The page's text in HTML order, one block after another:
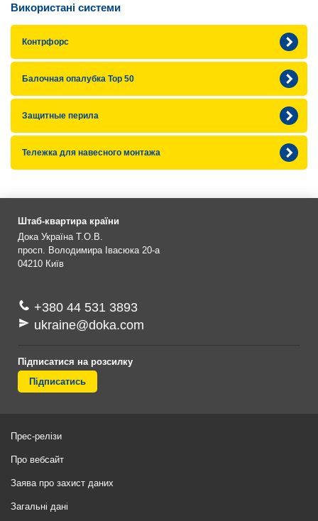
Використані системи
Контрфорс
Балочная опалубка Top 50
Защитные перила
Тележка для навесного монтажа
Штаб-квартира країни
Дока Україна Т.О.В.
просп. Володимира Івасюка 20-а
04210 Київ
+380 44 531 3893
ukraine@doka.com
Підписатися на розсилку
Підписатись
Прес-релізи
Про вебсайт
Заява про захист даних
Загальні дані